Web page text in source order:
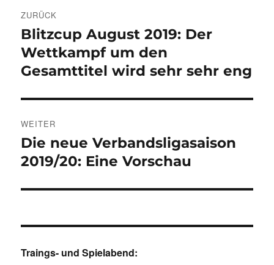
ZURÜCK
Vorheriger
Beitrag:
Blitzcup August 2019: Der
Wettkampf um den
Gesamttitel wird sehr sehr eng
WEITER
Nächster
Beitrag:
Die neue Verbandsligasaison
2019/20: Eine Vorschau
Traings- und Spielabend: